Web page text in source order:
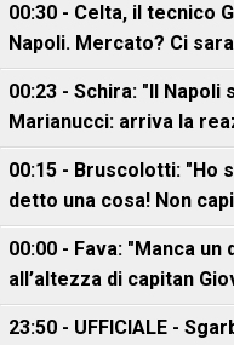
00:30 - Celta, il tecnico
Napoli. Mercato? Ci
00:23 - Schira: "Il
Marianucci: arriva la
00:15 - Bruscolotti: "Ho
detto una cosa! Non
00:00 - Fava: "Manca
all’altezza di capitan
23:50 - UFFICIALE -